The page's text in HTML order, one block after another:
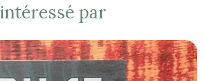
par